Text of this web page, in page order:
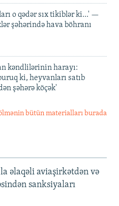
o qədər sıx tikiblər ki...' —
şəhərində hava böhranı
kəndlilərinin harayı:
ki, heyvanları satıb
şəhərə köçək'
bütün materialları burada
əlaqəli aviaşirkətdən və
sanksiyaları